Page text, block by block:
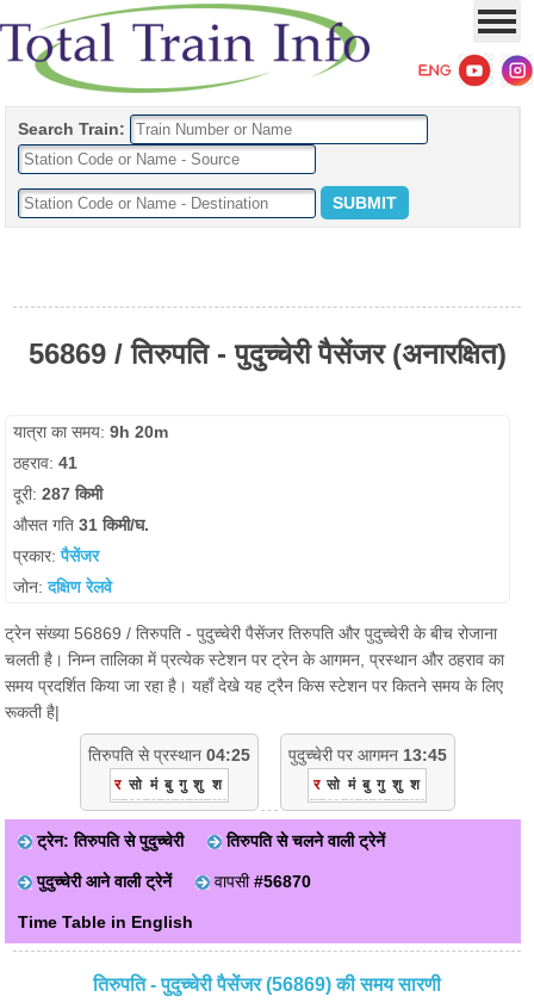
Search Train:
56869 / तिरुपति - पुदुच्चेरी पैसेंजर (अनारक्षित)
यात्रा का समय:9h 20m
ठहराव:41
दूरी:287 किमी
औसत गति31 किमी/घ.
प्रकार:पैसेंजर
जोन:दक्षिण रेलवे
ट्रेन संख्या 56869 / तिरुपति - पुदुच्चेरी पैसेंजर तिरुपति और पुदुच्चेरी के बीच रोजाना
चलती है। निम्न तालिका में प्रत्येक स्टेशन पर ट्रेन के आगमन, प्रस्थान और ठहराव का
समय प्रदर्शित किया जा रहा है। यहाँ देखे यह ट्रैन किस स्टेशन पर कितने समय के लिए
रूकती है|
तिरुपति से प्रस्थान 04:25
र सो मं बु गु शु श
पुदुच्चेरी पर आगमन 13:45
र सो मं बु गु शु श
ट्रेन: तिरुपति से पुदुच्चेरी तिरुपति से चलने वाली ट्रेनें
पुदुच्चेरी आने वाली ट्रेनें वापसी#56870
Time Table in English
तिरुपति - पुदुच्चेरी पैसेंजर (56869) की समय सारणी